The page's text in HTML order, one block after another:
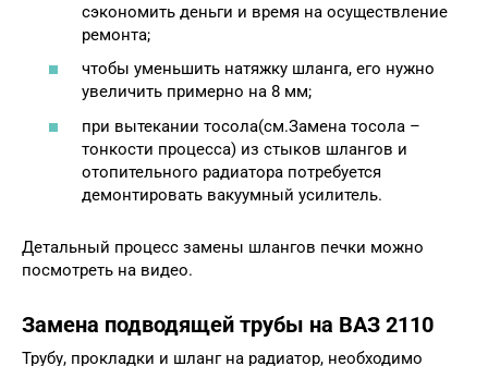
сэкономить деньги и время на осуществление
ремонта;
чтобы уменьшить натяжку шланга, его нужно
увеличить примерно на 8 мм;
при вытекании тосола(см.Замена тосола –
тонкости процесса) из стыков шлангов и
отопительного радиатора потребуется
демонтировать вакуумный усилитель.
Детальный процесс замены шлангов печки можно
посмотреть на видео.
Замена подводящей трубы на ВАЗ 2110
Трубу, прокладки и шланг на радиатор, необходимо